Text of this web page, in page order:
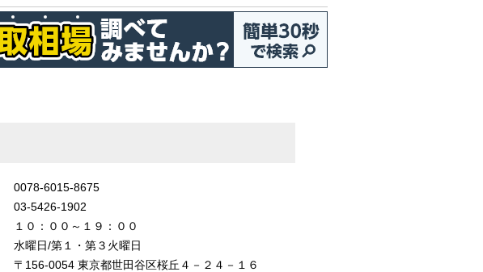
0078-6015-8675
03-5426-1902
１０：００～１９：００
水曜日/第１・第３火曜日
〒156-0054 東京都世田谷区桜丘４－２４－１６